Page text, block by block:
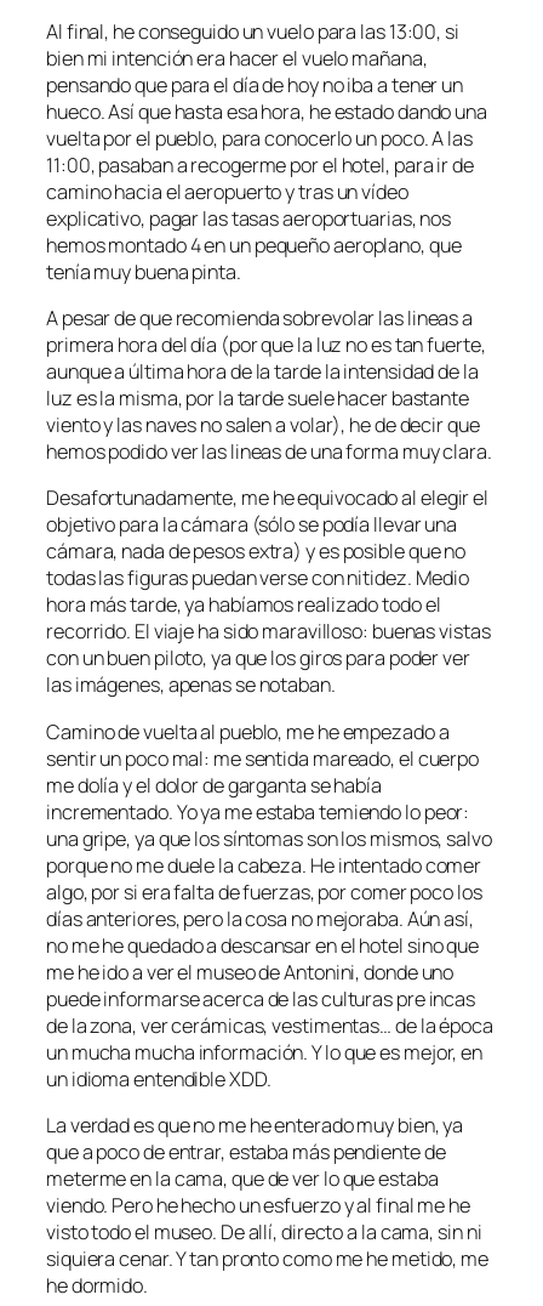
Al final, he conseguido un vuelo para las 13:00, si
bien mi intención era hacer el vuelo mañana,
pensando que para el día de hoy no iba a tener un
hueco. Así que hasta esa hora, he estado dando una
vuelta por el pueblo, para conocerlo un poco. A las
11:00, pasaban a recogerme por el hotel, para ir de
camino hacia el aeropuerto y tras un vídeo
explicativo, pagar las tasas aeroportuarias, nos
hemos montado 4 en un pequeño aeroplano, que
tenía muy buena pinta.
A pesar de que recomienda sobrevolar las lineas a
primera hora del día (por que la luz no es tan fuerte,
aunque a última hora de la tarde la intensidad de la
luz es la misma, por la tarde suele hacer bastante
viento y las naves no salen a volar), he de decir que
hemos podido ver las lineas de una forma muy clara.
Desafortunadamente, me he equivocado al elegir el
objetivo para la cámara (sólo se podía llevar una
cámara, nada de pesos extra) y es posible que no
todas las figuras puedan verse con nitidez. Medio
hora más tarde, ya habíamos realizado todo el
recorrido. El viaje ha sido maravilloso: buenas vistas
con un buen piloto, ya que los giros para poder ver
las imágenes, apenas se notaban.
Camino de vuelta al pueblo, me he empezado a
sentir un poco mal: me sentida mareado, el cuerpo
me dolía y el dolor de garganta se había
incrementado. Yo ya me estaba temiendo lo peor:
una gripe, ya que los síntomas son los mismos, salvo
porque no me duele la cabeza. He intentado comer
algo, por si era falta de fuerzas, por comer poco los
días anteriores, pero la cosa no mejoraba. Aún así,
no me he quedado a descansar en el hotel sino que
me he ido a ver el museo de Antonini, donde uno
puede informarse acerca de las culturas pre incas
de la zona, ver cerámicas, vestimentas… de la época
un mucha mucha información. Y lo que es mejor, en
un idioma entendible XDD.
La verdad es que no me he enterado muy bien, ya
que a poco de entrar, estaba más pendiente de
meterme en la cama, que de ver lo que estaba
viendo. Pero he hecho un esfuerzo y al final me he
visto todo el museo. De allí, directo a la cama, sin ni
siquiera cenar. Y tan pronto como me he metido, me
he dormido.